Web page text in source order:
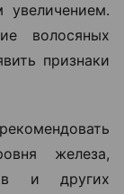
волосяных
признаки
железа,
и других